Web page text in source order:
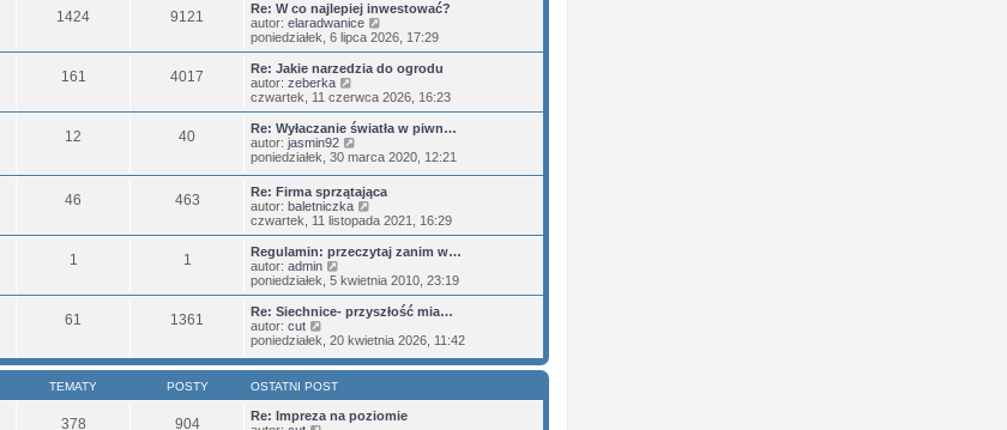
1424 9121
Re: W co najlepiej inwestować?
autor: elaradwanice
y
ś
w
e
l
n
a
j
n
o
s
z
y
o
s
t
poniedziałek, 6 lipca 2026, 17:29
161 4017
Re: Jakie narzedzia do ogrodu
autor: zeberka
y
ś
w
i
e
n
a
j
n
o
s
z
y
o
t
czwartek, 11 czerwca 2026, 16:23
12 40
Re: Wyłaczanie światła w piwn…
autor: jasmin92
y
w
i
e
t
n
j
n
o
s
z
y
o
s
poniedziałek, 30 marca 2020, 12:21
46 463
Re: Firma sprzątająca
autor: baletniczka
y
ś
w
i
e
n
a
j
n
z
czwartek, 11 listopada 2021, 16:29
1 1
Regulamin: przeczytaj zanim w…
autor: admin
y
ś
w
e
l
n
poniedziałek, 5 kwietnia 2010, 23:19
61 1361
Re: Siechnice- przyszłość mia…
autor: cut
y
w
i
t
l
poniedziałek, 20 kwietnia 2026, 11:42
TEMATY POSTY OSTATNI POST
378 904
Re: Impreza na poziomie